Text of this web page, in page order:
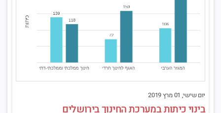
יום שישי, 01 מרץ 2019
בינוי כיתות במערכת החינוך בירושלים